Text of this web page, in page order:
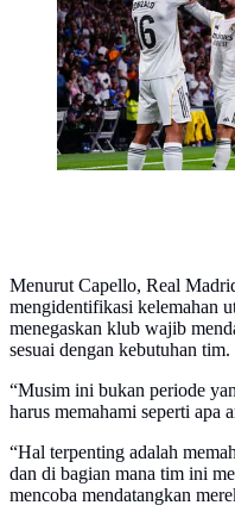
(AP Photo/Manu
Menurut Capello, Real
mengidentifikasi kelemahan
menegaskan klub wajib
sesuai dengan kebutuhan tim.
“Musim ini bukan periode
harus memahami seperti apa
“Hal terpenting adalah
dan di bagian mana tim ini
mencoba mendatangkan